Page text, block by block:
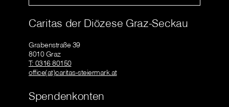
Caritas der Diözese Graz-Seckau
Grabenstraße 39
8010 Graz
T: 0316 80150
office(at)caritas-steiermark.at
Spendenkonten